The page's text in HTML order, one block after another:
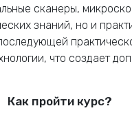
сканеры,
знаний, но и
что создает
Как пройти курс?